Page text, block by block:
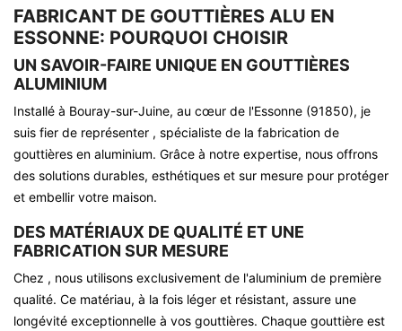
FABRICANT DE GOUTTIÈRES ALU EN
ESSONNE: POURQUOI CHOISIR
UN SAVOIR-FAIRE UNIQUE EN GOUTTIÈRES
ALUMINIUM
Installé à Bouray-sur-Juine, au cœur de l'Essonne (91850), je
suis fier de représenter , spécialiste de la fabrication de
gouttières en aluminium. Grâce à notre expertise, nous offrons
des solutions durables, esthétiques et sur mesure pour protéger
et embellir votre maison.
DES MATÉRIAUX DE QUALITÉ ET UNE
FABRICATION SUR MESURE
Chez , nous utilisons exclusivement de l'aluminium de première
qualité. Ce matériau, à la fois léger et résistant, assure une
longévité exceptionnelle à vos gouttières. Chaque gouttière est